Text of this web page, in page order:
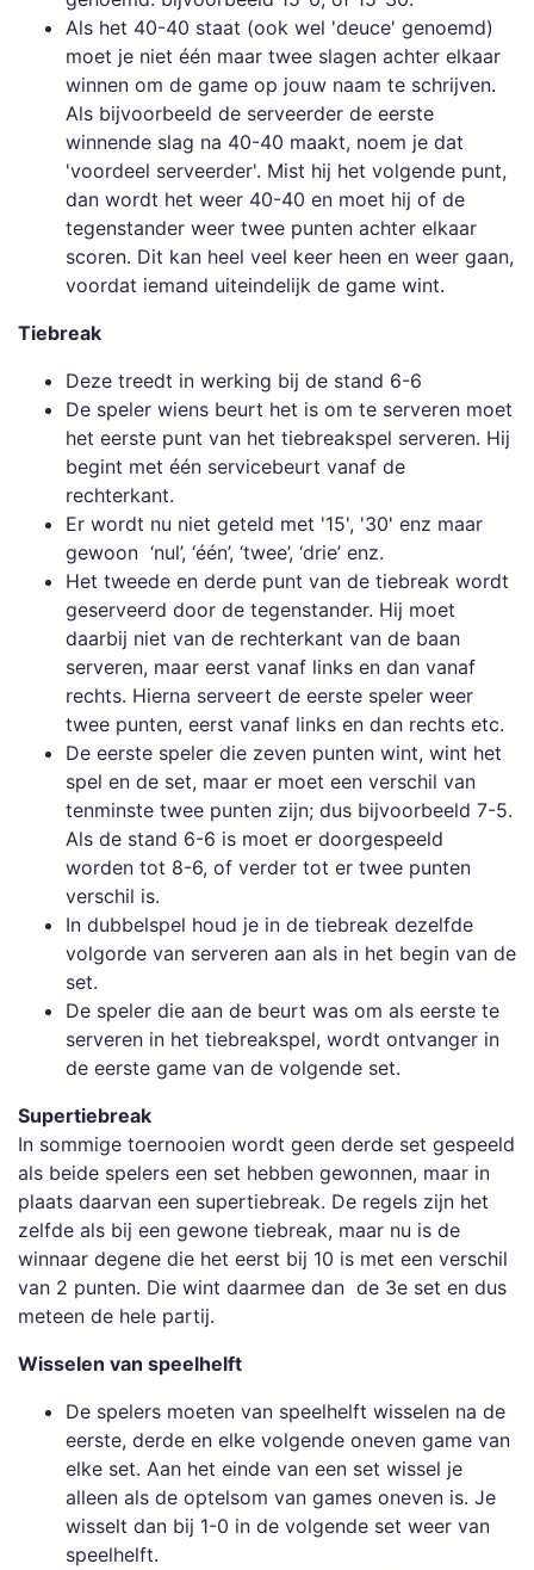
Als het 40-40 staat (ook wel 'deuce' genoemd)
moet je niet één maar twee slagen achter elkaar
winnen om de game op jouw naam te schrijven.
Als bijvoorbeeld de serveerder de eerste
winnende slag na 40-40 maakt, noem je dat
'voordeel serveerder'. Mist hij het volgende punt,
dan wordt het weer 40-40 en moet hij of de
tegenstander weer twee punten achter elkaar
scoren. Dit kan heel veel keer heen en weer gaan,
voordat iemand uiteindelijk de game wint.
Tiebreak
Deze treedt in werking bij de stand 6-6
De speler wiens beurt het is om te serveren moet
het eerste punt van het tiebreakspel serveren. Hij
begint met één servicebeurt vanaf de
rechterkant.
Er wordt nu niet geteld met '15', '30' enz maar
gewoon ‘nul’, ‘één’, ‘twee’, ‘drie’ enz.
Het tweede en derde punt van de tiebreak wordt
geserveerd door de tegenstander. Hij moet
daarbij niet van de rechterkant van de baan
serveren, maar eerst vanaf links en dan vanaf
rechts. Hierna serveert de eerste speler weer
twee punten, eerst vanaf links en dan rechts etc.
De eerste speler die zeven punten wint, wint het
spel en de set, maar er moet een verschil van
tenminste twee punten zijn; dus bijvoorbeeld 7-5.
Als de stand 6-6 is moet er doorgespeeld
worden tot 8-6, of verder tot er twee punten
verschil is.
In dubbelspel houd je in de tiebreak dezelfde
volgorde van serveren aan als in het begin van de
set.
De speler die aan de beurt was om als eerste te
serveren in het tiebreakspel, wordt ontvanger in
de eerste game van de volgende set.
Supertiebreak
In sommige toernooien wordt geen derde set gespeeld
als beide spelers een set hebben gewonnen, maar in
plaats daarvan een supertiebreak. De regels zijn het
zelfde als bij een gewone tiebreak, maar nu is de
winnaar degene die het eerst bij 10 is met een verschil
van 2 punten. Die wint daarmee dan de 3e set en dus
meteen de hele partij.
Wisselen van speelhelft
De spelers moeten van speelhelft wisselen na de
eerste, derde en elke volgende oneven game van
elke set. Aan het einde van een set wissel je
alleen als de optelsom van games oneven is. Je
wisselt dan bij 1-0 in de volgende set weer van
speelhelft.